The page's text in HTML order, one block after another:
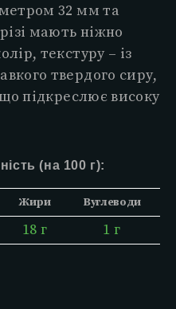
32 мм та
мають ніжно
текстуру – із
твердого сиру,
підкреслює високу
(на 100 г):
Жири Вуглеводи
18 г 1 г